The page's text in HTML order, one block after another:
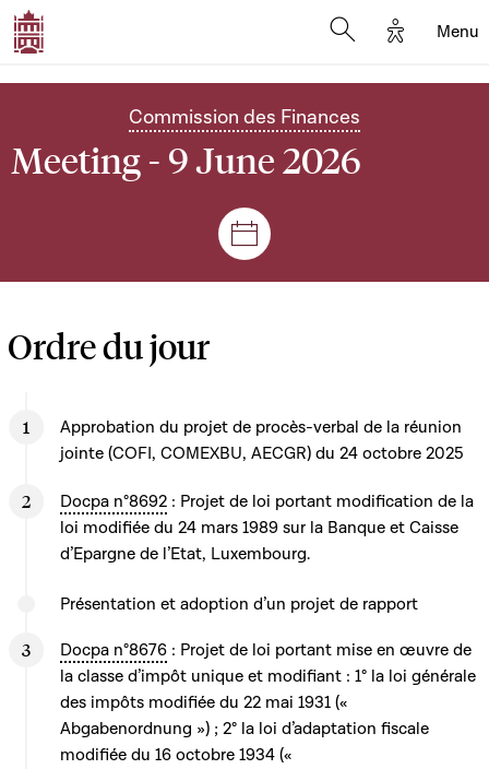
Options
Menu
Commission des Finances
Meeting - 9 June 2026
Sessions and meetings
Ordre du jour
Approbation du projet de procès-verbal de la réunion
jointe (COFI, COMEXBU, AECGR) du 24 octobre 2025
Docpa n°8692 : Projet de loi portant modification de la
loi modifiée du 24 mars 1989 sur la Banque et Caisse
d’Epargne de l’Etat, Luxembourg.
Présentation et adoption d’un projet de rapport
Docpa n°8676 : Projet de loi portant mise en œuvre de
la classe d’impôt unique et modifiant : 1° la loi générale
des impôts modifiée du 22 mai 1931 («
Abgabenordnung ») ; 2° la loi d’adaptation fiscale
modifiée du 16 octobre 1934 («